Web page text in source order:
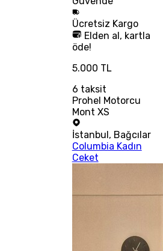
Ücretsiz Kargo
Elden al, kartla
öde!
5.000 TL
6 taksit
Prohel Motorcu
Mont XS
İstanbul, Bağcılar
Columbia Kadın
Ceket